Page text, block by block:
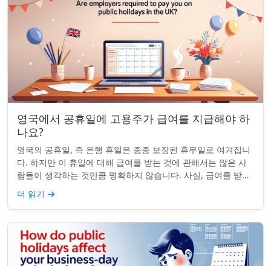
영국에서 공휴일에 고용주가 급여를 지급해야 하
나요?
영국의 공휴일, 즉 은행 휴일은 종종 보장된 휴무일로 여겨집니
다. 하지만 이 휴일에 대해 급여를 받는 것에 관해서는 많은 사
람들이 생각하는 것만큼 명확하지 않습니다. 사실, 급여를 받거
나 하루 쉬는 것이 전적으로 계...
더 읽기 →